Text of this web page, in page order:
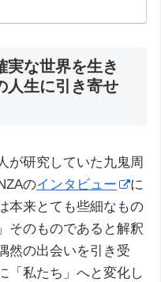
実な世界を生き
人生に引き寄せ
が研究していた九鬼周
のインタビュー
に
本来とても些細なもの
そのものであると解釈
然の出会いを引き受
「私たち」へと変化し